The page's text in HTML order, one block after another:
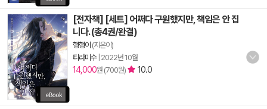
[전자책] [세트] 어쩌다 구원했지만, 책임은 안 집
니다. (총4권/완결)
행행이 (지은이)
티라미수| 2022년 10월
14,000원 (700원) 10.0